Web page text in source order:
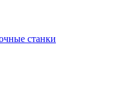
станки